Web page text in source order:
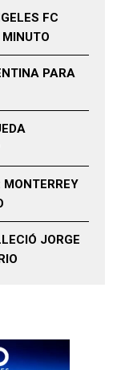
FC
PARA
JORGE